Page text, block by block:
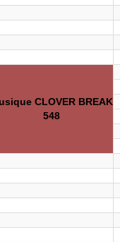
CLOVER BREAK
548